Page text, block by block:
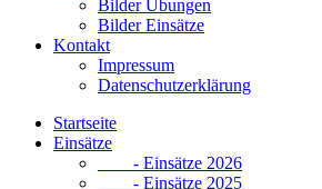
Bilder Übungen
Bilder Einsätze
Kontakt
Impressum
Datenschutzerklärung
Startseite
Einsätze
- Einsätze 2026
- Einsätze 2025